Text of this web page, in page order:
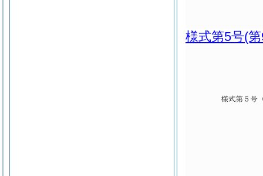
様式第5号(